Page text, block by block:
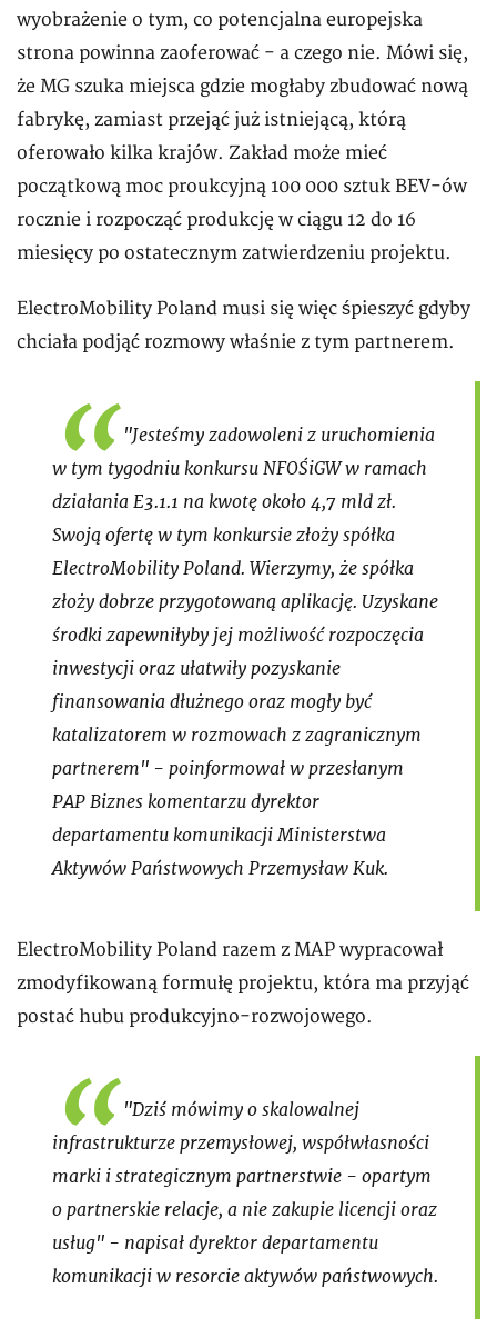
wyobrażenie o tym, co potencjalna europejska
strona powinna zaoferować - a czego nie. Mówi się,
że MG szuka miejsca gdzie mogłaby zbudować nową
fabrykę, zamiast przejąć już istniejącą, którą
oferowało kilka krajów. Zakład może mieć
początkową moc proukcyjną 100 000 sztuk BEV-ów
rocznie i rozpocząć produkcję w ciągu 12 do 16
miesięcy po ostatecznym zatwierdzeniu projektu.
ElectroMobility Poland musi się więc śpieszyć gdyby
chciała podjąć rozmowy właśnie z tym partnerem.
"Jesteśmy zadowoleni z uruchomienia
w tym tygodniu konkursu NFOŚiGW w ramach
działania E3.1.1 na kwotę około 4,7 mld zł.
Swoją ofertę w tym konkursie złoży spółka
ElectroMobility Poland. Wierzymy, że spółka
złoży dobrze przygotowaną aplikację. Uzyskane
środki zapewniłyby jej możliwość rozpoczęcia
inwestycji oraz ułatwiły pozyskanie
finansowania dłużnego oraz mogły być
katalizatorem w rozmowach z zagranicznym
partnerem" - poinformował w przesłanym
PAP Biznes komentarzu dyrektor
departamentu komunikacji Ministerstwa
Aktywów Państwowych Przemysław Kuk.
ElectroMobility Poland razem z MAP wypracował
zmodyfikowaną formułę projektu, która ma przyjąć
postać hubu produkcyjno-rozwojowego.
"Dziś mówimy o skalowalnej
infrastrukturze przemysłowej, współwłasności
marki i strategicznym partnerstwie - opartym
o partnerskie relacje, a nie zakupie licencji oraz
usług" - napisał dyrektor departamentu
komunikacji w resorcie aktywów państwowych.